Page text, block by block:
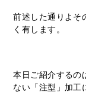
前述した通りよそ
く有します。
本日ご紹介するの
ない「注型」加工